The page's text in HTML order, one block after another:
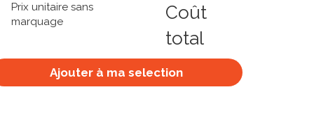
Prix unitaire sans
marquage
Coût
total
Ajouter à ma selection